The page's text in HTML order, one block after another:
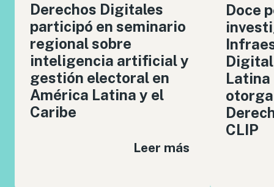
Derechos Digitales
participó en seminario
regional sobre
inteligencia artificial y
gestión electoral en
América Latina y el
Caribe
Leer más
Doce
Latina
CLIP